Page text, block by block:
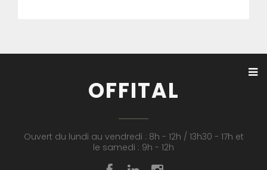
OFFITAL
Ouvert du lundi au vendredi : 8h - 12h / 13h30 - 17h et
le samedi : 9h - 12h